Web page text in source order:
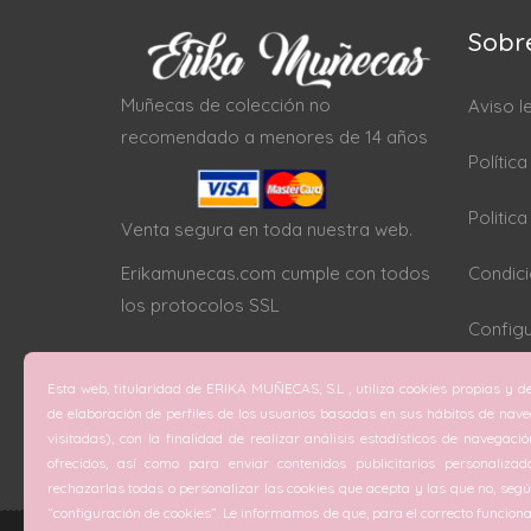
Muñecas de colección no
recomendado a menores de 14 años
Venta segura en toda nuestra web.
Erikamunecas.com cumple con todos
los protocolos SSL
Aviso
Esta web, titularidad de ERIKA MUÑECAS, S.L , utiliza cookies propias y
de elaboración de perfiles de los usuarios basadas en sus hábitos de
visitadas), con la finalidad de realizar análisis estadísticos de
ofrecidos, así como para enviar contenidos publicitarios
rechazarlas todas o personalizar las cookies que acepta y las que no,
“configuración de cookies”. Le informamos de que, para el correcto